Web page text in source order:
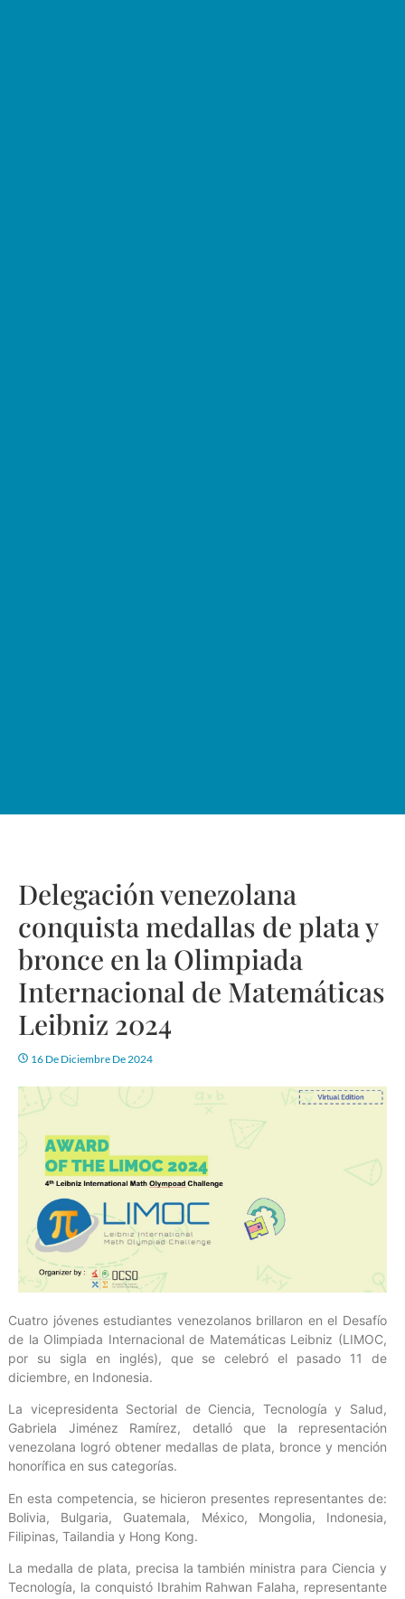
Delegación venezolana
conquista medallas de plata y
bronce en la Olimpiada
Internacional de Matemáticas
Leibniz 2024
16 De Diciembre De 2024
Cuatro jóvenes estudiantes venezolanos brillaron en el Desafío
de la Olimpiada Internacional de Matemáticas Leibniz (LIMOC,
por su sigla en inglés), que se celebró el pasado 11 de
diciembre, en Indonesia.
La vicepresidenta Sectorial de Ciencia, Tecnología y Salud,
Gabriela Jiménez Ramírez, detalló que la representación
venezolana logró obtener medallas de plata, bronce y mención
honorífica en sus categorías.
En esta competencia, se hicieron presentes representantes de:
Bolivia, Bulgaria, Guatemala, México, Mongolia, Indonesia,
Filipinas, Tailandia y Hong Kong.
La medalla de plata, precisa la también ministra para Ciencia y
Tecnología, la conquistó Ibrahim Rahwan Falaha, representante